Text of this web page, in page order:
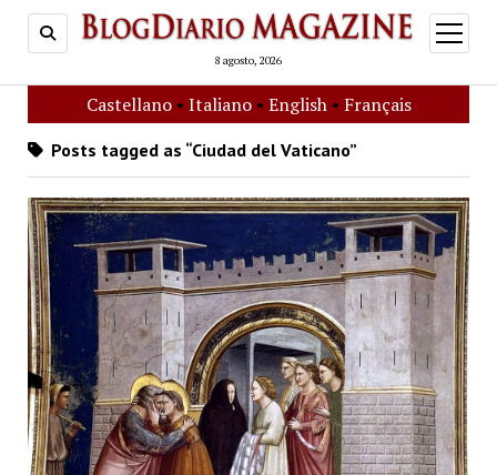
8 agosto, 2026
open
menu
Castellano• Italiano• English• Français
Posts tagged as “Ciudad del Vaticano”